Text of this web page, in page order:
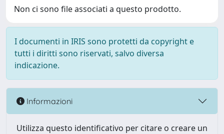
Non ci sono file associati a questo prodotto.
I documenti in IRIS sono protetti da copyright e
tutti i diritti sono riservati, salvo diversa
indicazione.
Informazioni
Utilizza questo identificativo per citare o creare un